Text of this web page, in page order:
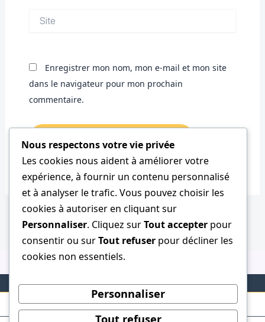
Enregistrer mon nom, mon e-mail et mon site
dans le navigateur pour mon prochain
commentaire.
Nous respectons votre vie privée
Les cookies nous aident à améliorer votre
expérience, à fournir un contenu personnalisé
et à analyser le trafic. Vous pouvez choisir les
cookies à autoriser en cliquant sur
Personnaliser. Cliquez surTout accepter pour
consentir ou surTout refuser pour décliner les
cookies non essentiels.
Personnaliser